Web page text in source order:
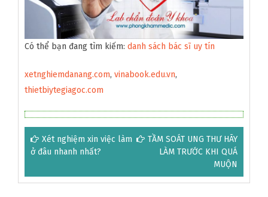
Có thể bạn đang tìm kiếm: danh sách bác sĩ uy tín
xetnghiemdanang.com, vinabook.edu.vn,
thietbiytegiagoc.com
Điều
hướng
bài
Xét nghiệm xin việc làm
ở đâu nhanh nhất?
TẦM SOÁT UNG THƯ HÃY
LÀM TRƯỚC KHI QUÁ
MUỘN